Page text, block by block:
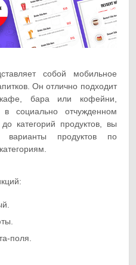
собой мобильное
Он отлично подходит
бара или кофейни,
в социально отчужденном
категорий продуктов, вы
варианты продуктов по
поля.